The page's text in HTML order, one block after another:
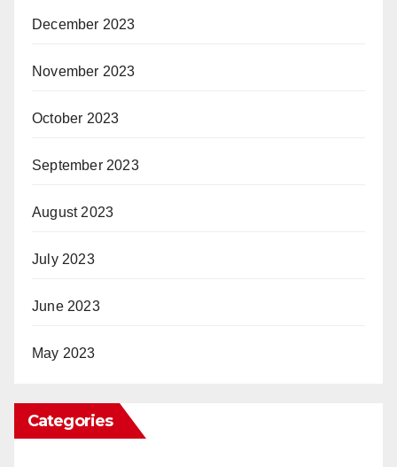
December 2023
November 2023
October 2023
September 2023
August 2023
July 2023
June 2023
May 2023
Categories